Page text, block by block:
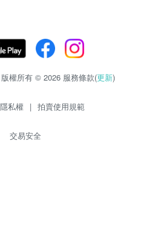
權所有 © 2026 服務條款(更新)
隱私權 | 拍賣使用規範
交易安全